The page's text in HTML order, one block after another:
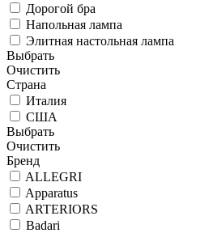
Дорогой бра
Напольная лампа
Элитная настольная лампа
Выбрать
Очистить
Страна
Италия
США
Выбрать
Очистить
Бренд
ALLEGRI
Apparatus
ARTERIORS
Badari